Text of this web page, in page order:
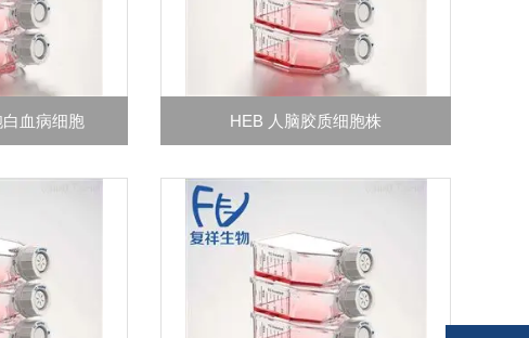
血病细胞 HEB 人脑胶质细胞株